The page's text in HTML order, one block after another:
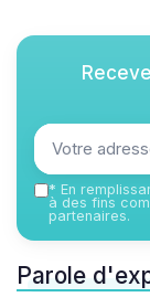
* En
à des fins
partenaires.
Parole